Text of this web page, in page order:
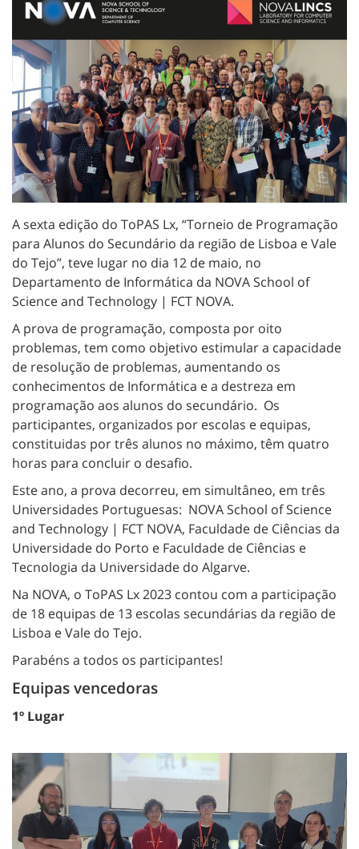
A sexta edição do ToPAS Lx, “Torneio de Programação
para Alunos do Secundário da região de Lisboa e Vale
do Tejo”, teve lugar no dia 12 de maio, no
Departamento de Informática da NOVA School of
Science and Technology | FCT NOVA.
A prova de programação, composta por oito
problemas, tem como objetivo estimular a capacidade
de resolução de problemas, aumentando os
conhecimentos de Informática e a destreza em
programação aos alunos do secundário. Os
participantes, organizados por escolas e equipas,
constituidas por três alunos no máximo, têm quatro
horas para concluir o desafio.
Este ano, a prova decorreu, em simultâneo, em três
Universidades Portuguesas: NOVA School of Science
and Technology | FCT NOVA, Faculdade de Ciências da
Universidade do Porto e Faculdade de Ciências e
Tecnologia da Universidade do Algarve.
Na NOVA, o ToPAS Lx 2023 contou com a participação
de 18 equipas de 13 escolas secundárias da região de
Lisboa e Vale do Tejo.
Parabéns a todos os participantes!
Equipas vencedoras
1º Lugar